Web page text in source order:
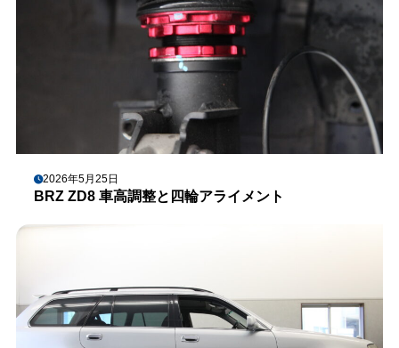
2026年5月25日
BRZ ZD8 車高調整と四輪アライメント